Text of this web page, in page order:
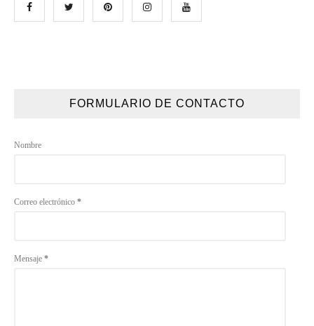
FORMULARIO DE CONTACTO
Nombre
Correo electrónico *
Mensaje *